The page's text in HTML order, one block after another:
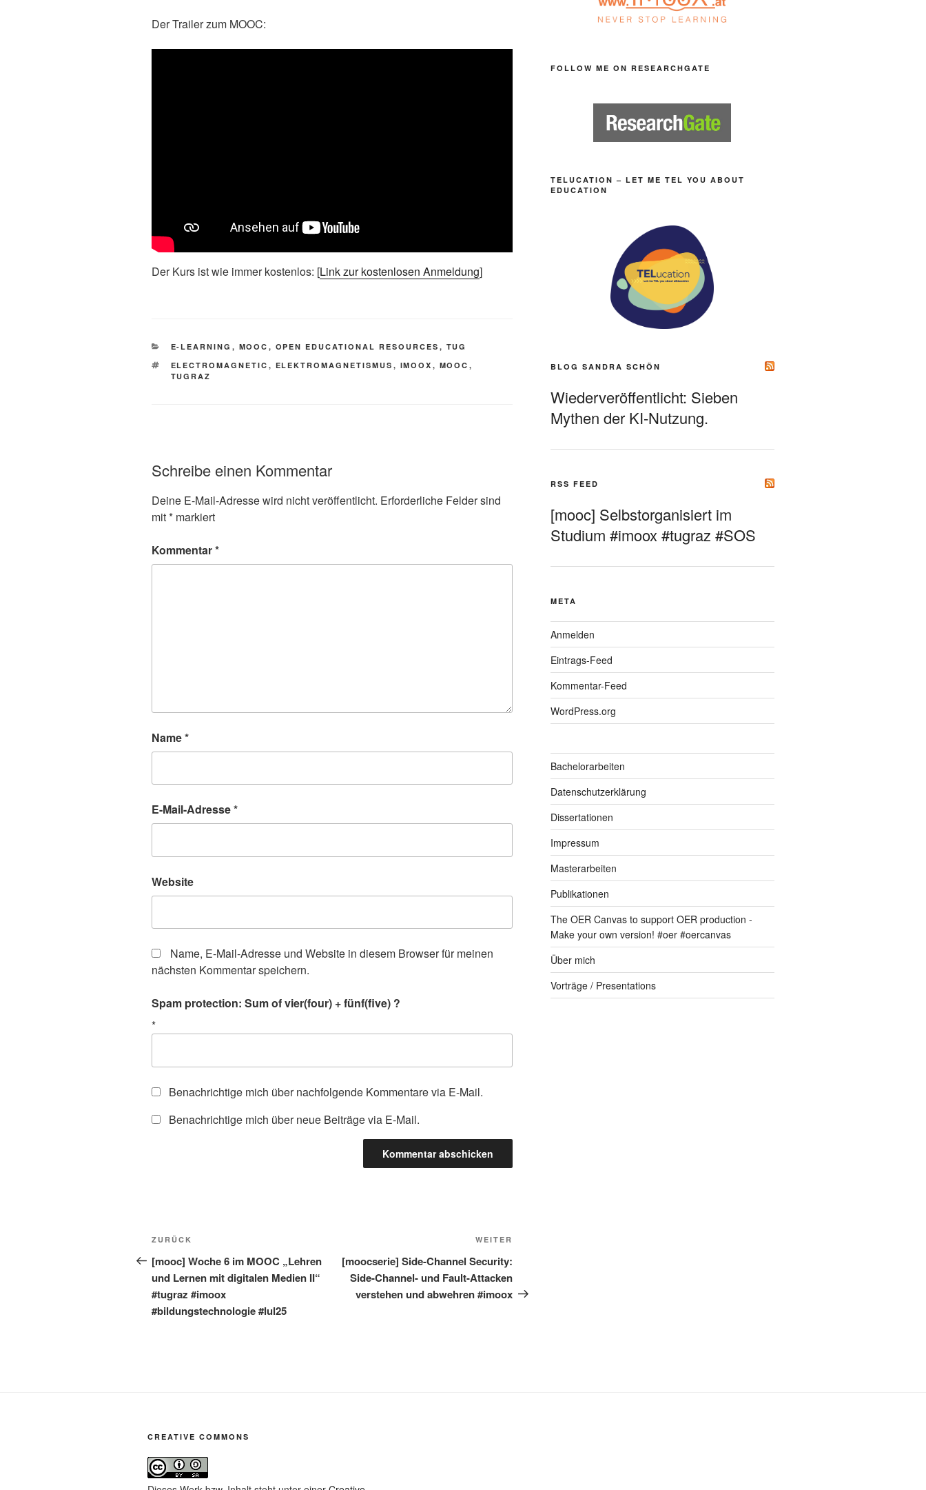
Der Trailer zum MOOC:
Der Kurs ist wie immer kostenlos: [Link zur kostenlosen Anmeldung]
KATEGORIEN
E-LEARNING , MOOC , OPEN EDUCATIONAL RESOURCES , TUG
SCHLAGWÖRTER
ELECTROMAGNETIC , ELEKTROMAGNETISMUS , IMOOX , MOOC ,
TUGRAZ
Schreibe einen Kommentar
Deine E-Mail-Adresse wird nicht veröffentlicht. Erforderliche Felder sind
mit* markiert
Kommentar*
Name*
E-Mail-Adresse*
Website
Name, E-Mail-Adresse und Website in diesem Browser für meinen
nächsten Kommentar speichern.
Spam protection: Sum of vier(four) + fünf(five) ?
*
Benachrichtige mich über nachfolgende Kommentare via E-Mail.
Benachrichtige mich über neue Beiträge via E-Mail.
Beitragsnavigation
Vorheriger
Beitrag
ZURÜCK
[mooc] Woche 6 im MOOC „Lehren
und Lernen mit digitalen Medien II“
#tugraz #imoox
#bildungstechnologie #lul25
WEITER
[moocserie] Side-Channel Security:
Side-Channel- und Fault-Attacken
verstehen und abwehren #imoox
FOLLOW ME ON RESEARCHGATE
TELUCATION – LET ME TEL YOU ABOUT
EDUCATION
BLOG SANDRA SCHÖN
Wiederveröffentlicht: Sieben
Mythen der KI-Nutzung.
RSS FEED
[mooc] Selbstorganisiert im
Studium #imoox #tugraz #SOS
META
Anmelden
Eintrags-Feed
Kommentar-Feed
WordPress.org
Bachelorarbeiten
Datenschutzerklärung
Dissertationen
Impressum
Masterarbeiten
Publikationen
The OER Canvas to support OER production -
Make your own version! #oer #oercanvas
Über mich
Vorträge / Presentations
CREATIVE COMMONS